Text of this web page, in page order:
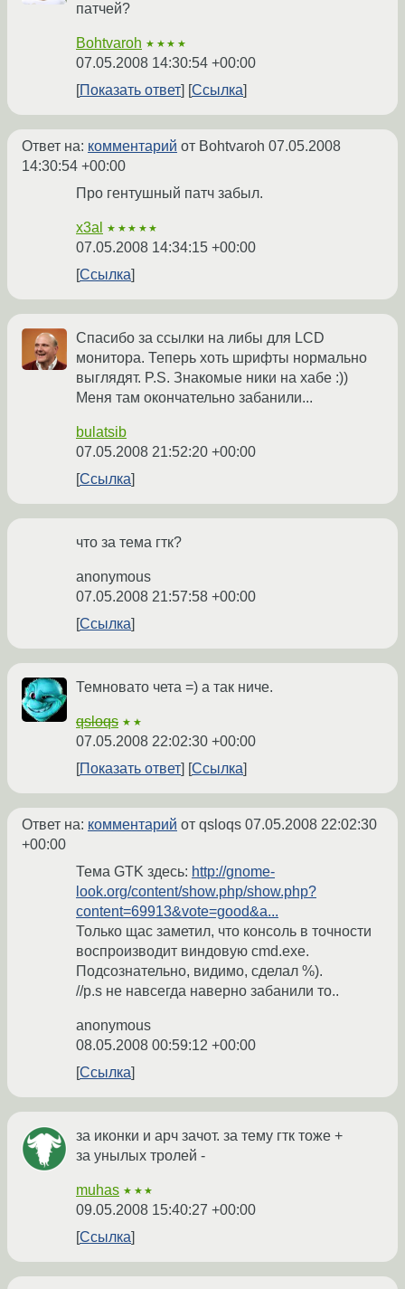
патчей?
Bohtvaroh ★★★★
07.05.2008 14:30:54 +00:00
Показать ответ
Ссылка
Ответ на: комментарий от Bohtvaroh 07.05.2008
14:30:54 +00:00
Про гентушный патч забыл.
x3al ★★★★★
07.05.2008 14:34:15 +00:00
Ссылка
Спасибо за ссылки на либы для LCD
монитора. Теперь хоть шрифты нормально
выглядят. P.S. Знакомые ники на хабе :))
Меня там окончательно забанили...
bulatsib
07.05.2008 21:52:20 +00:00
Ссылка
что за тема гтк?
anonymous
07.05.2008 21:57:58 +00:00
Ссылка
Темновато чета =) а так ниче.
qsloqs ★★
07.05.2008 22:02:30 +00:00
Показать ответ
Ссылка
Ответ на: комментарий от qsloqs 07.05.2008 22:02:30
+00:00
Тема GTK здесь: http://gnome-
look.org/content/show.php/show.php?
content=69913&vote=good&a...
Только щас заметил, что консоль в точности
воспроизводит виндовую cmd.exe.
Подсознательно, видимо, сделал %).
//p.s не навсегда наверно забанили то..
anonymous
08.05.2008 00:59:12 +00:00
Ссылка
за иконки и арч зачот. за тему гтк тоже +
за унылых тролей -
muhas ★★★
09.05.2008 15:40:27 +00:00
Ссылка